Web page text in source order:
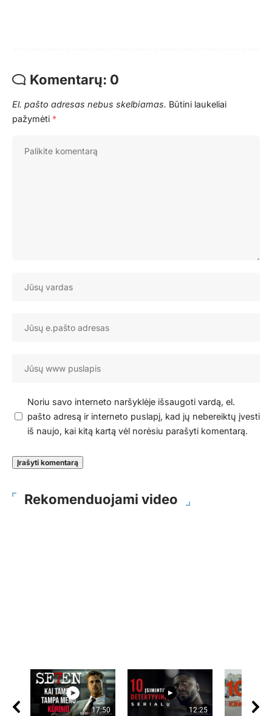
Komentarų: 0
El. pašto adresas nebus skelbiamas. Būtini laukeliai
pažymėti *
Noriu savo interneto naršyklėje išsaugoti vardą, el.
pašto adresą ir interneto puslapį, kad jų nebereiktų įvesti
iš naujo, kai kitą kartą vėl norėsiu parašyti komentarą.
Rekomenduojami video
17:50 12:25